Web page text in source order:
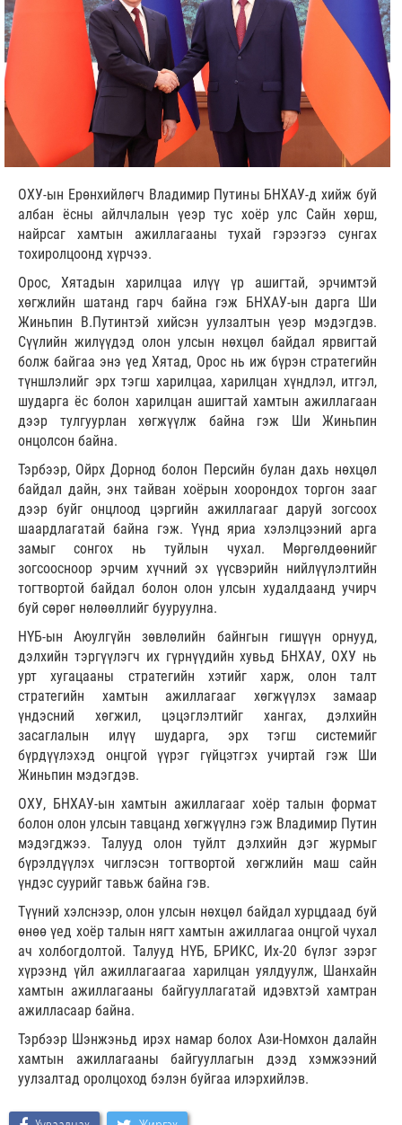
ОХУ-ын Ерөнхийлөгч Владимир Путины БНХАУ-д хийж буй
албан ёсны айлчлалын үеэр тус хоёр улс Сайн хөрш,
найрсаг хамтын ажиллагааны тухай гэрээгээ сунгах
тохиролцоонд хүрчээ.
Орос, Хятадын харилцаа илүү үр ашигтай, эрчимтэй
хөгжлийн шатанд гарч байна гэж БНХАУ-ын дарга Ши
Жиньпин В.Путинтэй хийсэн уулзалтын үеэр мэдэгдэв.
Сүүлийн жилүүдэд олон улсын нөхцөл байдал ярвигтай
болж байгаа энэ үед Хятад, Орос нь иж бүрэн стратегийн
түншлэлийг эрх тэгш харилцаа, харилцан хүндлэл, итгэл,
шударга ёс болон харилцан ашигтай хамтын ажиллагаан
дээр тулгуурлан хөгжүүлж байна гэж Ши Жиньпин
онцолсон байна.
Тэрбээр, Ойрх Дорнод болон Персийн булан дахь нөхцөл
байдал дайн, энх тайван хоёрын хоорондох торгон зааг
дээр буйг онцлоод цэргийн ажиллагааг даруй зогсоох
шаардлагатай байна гэж. Үүнд яриа хэлэлцээний арга
замыг сонгох нь туйлын чухал. Мөргөлдөөнийг
зогсоосноор эрчим хүчний эх үүсвэрийн нийлүүлэлтийн
тогтвортой байдал болон олон улсын худалдаанд учирч
буй сөрөг нөлөөллийг бууруулна.
НҮБ-ын Аюулгүйн зөвлөлийн байнгын гишүүн орнууд,
дэлхийн тэргүүлэгч их гүрнүүдийн хувьд БНХАУ, ОХУ нь
урт хугацааны стратегийн хэтийг харж, олон талт
стратегийн хамтын ажиллагааг хөгжүүлэх замаар
үндэсний хөгжил, цэцэглэлтийг хангах, дэлхийн
засаглалын илүү шударга, эрх тэгш системийг
бүрдүүлэхэд онцгой үүрэг гүйцэтгэх учиртай гэж Ши
Жиньпин мэдэгдэв.
ОХУ, БНХАУ-ын хамтын ажиллагааг хоёр талын формат
болон олон улсын тавцанд хөгжүүлнэ гэж Владимир Путин
мэдэгджээ. Талууд олон туйлт дэлхийн дэг журмыг
бүрэлдүүлэх чиглэсэн тогтвортой хөгжлийн маш сайн
үндэс суурийг тавьж байна гэв.
Түүний хэлснээр, олон улсын нөхцөл байдал хурцдаад буй
өнөө үед хоёр талын нягт хамтын ажиллагаа онцгой чухал
ач холбогдолтой. Талууд НҮБ, БРИКС, Их-20 бүлэг зэрэг
хүрээнд үйл ажиллагаагаа харилцан уялдуулж, Шанхайн
хамтын ажиллагааны байгууллагатай идэвхтэй хамтран
ажилласаар байна.
Тэрбээр Шэнжэньд ирэх намар болох Ази-Номхон далайн
хамтын ажиллагааны байгууллагын дээд хэмжээний
уулзалтад оролцоход бэлэн буйгаа илэрхийлэв.